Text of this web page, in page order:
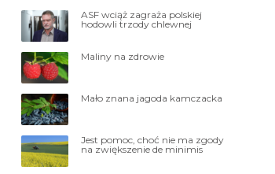
ASF wciąż zagraża polskiej
hodowli trzody chlewnej
Maliny na zdrowie
Mało znana jagoda kamczacka
Jest pomoc, choć nie ma zgody
na zwiększenie de minimis